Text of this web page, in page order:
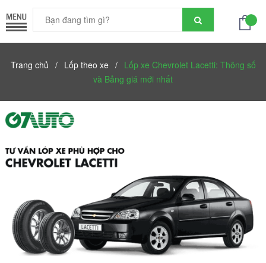
Trang chủ / Lốp theo xe / Lốp xe Chevrolet Lacetti: Thông số
và Bảng giá mới nhất